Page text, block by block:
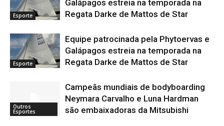
Esporte
Galápagos estreia na temporada na
Regata Darke de Mattos de Star
Esporte
Equipe patrocinada pela Phytoervas e
Galápagos estreia na temporada na
Regata Darke de Mattos de Star
Outros
Esportes
Campeãs mundiais de bodyboarding
Neymara Carvalho e Luna Hardman
são embaixadoras da Mitsubishi